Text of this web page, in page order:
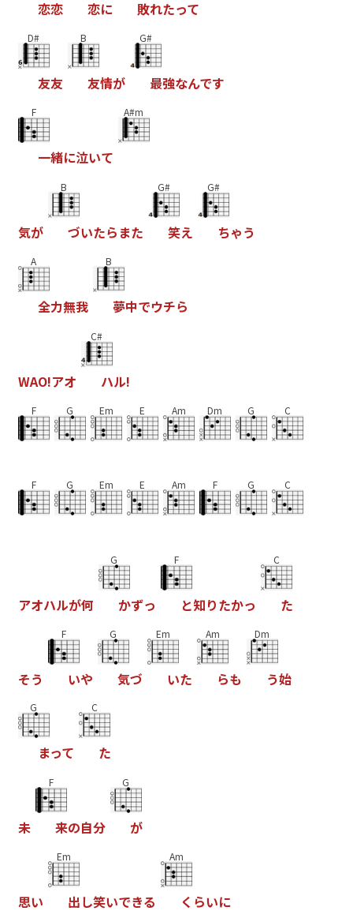
恋恋 恋に 敗れたって
D#
友友
B
友情か
G#
最強なんてす
F
一緒に泣いて
A#m
気か
B
ついたら また
G#
笑え
G#
ちゃう
A
全力無我
B
夢中てウチら
WAO!アオ
C#
ハル!
F G Em E Am Dm G C
F G Em E Am F G C
アオハルか何
G
かすっ
F
と知りたかっ
C
た
そう
F
いや
G
気つ
Em
いた
Am
らも
Dm
う始
G
まって
C
た
未
F
来の自分
G
か
思い
Em
出し笑いてきる
Am
く らいに